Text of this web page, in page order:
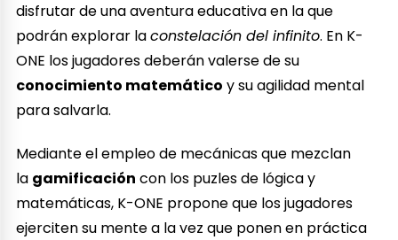
disfrutar de una aventura educativa en la que
podrán explorar laconstelación del infinito. En K-
ONE los jugadores deberán valerse de su
conocimiento matemático y su agilidad mental
para salvarla.
Mediante el empleo de mecánicas que mezclan
la gamificación con los puzles de lógica y
matemáticas, K-ONE propone que los jugadores
ejerciten su mente a la vez que ponen en práctica